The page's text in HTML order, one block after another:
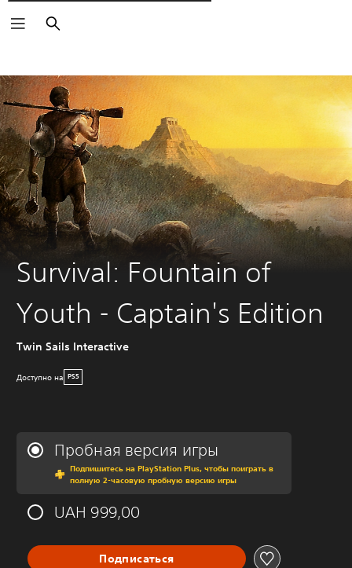
Поиск
Survival: Fountain of
Youth - Captain's Edition
Twin Sails Interactive
Доступно на PS5
Пробная версия игры
Подпишитесь на PlayStation Plus, чтобы поиграть в
полную 2-часовую пробную версию игры
UAH 999,00
Подписаться